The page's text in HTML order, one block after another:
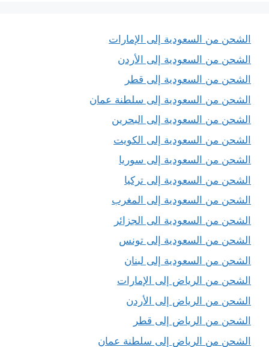
الشحن من السعودية إلى الإمارات
الشحن من السعودية إلى الأردن
الشحن من السعودية إلى قطر
الشحن من السعودية إلى سلطنة عمان
الشحن من السعودية إلى البحرين
الشحن من السعودية إلى الكويت
الشحن من السعودية إلى سوريا
الشحن من السعودية إلى تركيا
الشحن من السعودية إلى المغرب
الشحن من السعودية الى الجزائر
الشحن من السعودية إلى تونس
الشحن من السعودية إلى لبنان
الشحن من الرياض إلى الإمارات
الشحن من الرياض إلى الأردن
الشحن من الرياض إلى قطر
الشحن من الرياض إلى سلطنة عمان